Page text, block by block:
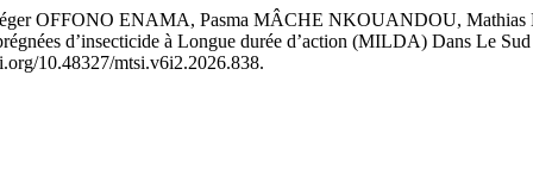
OFFONO ENAMA, Pasma MÂCHE NKOUANDOU,
d’insecticide à Longue durée d’action (MILDA) Dans Le
10.48327/mtsi.v6i2.2026.838.